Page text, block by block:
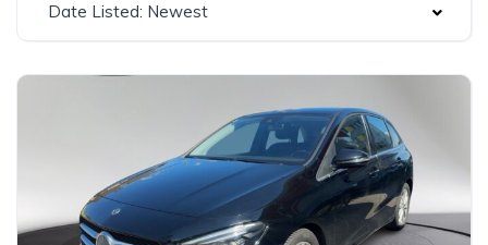
Date Listed: Newest